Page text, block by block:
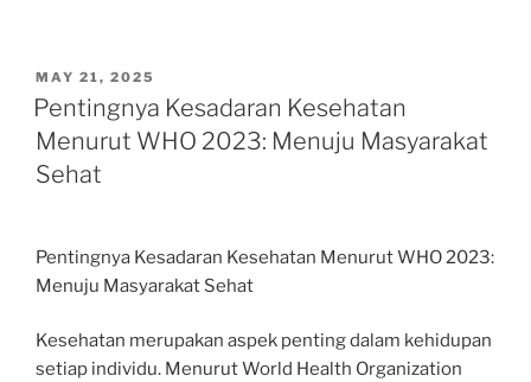
POSTED
ON
MAY 21, 2025
Pentingnya Kesadaran Kesehatan
Menurut WHO 2023: Menuju Masyarakat
Sehat
Pentingnya Kesadaran Kesehatan Menurut WHO 2023:
Menuju Masyarakat Sehat
Kesehatan merupakan aspek penting dalam kehidupan
setiap individu. Menurut World Health Organization